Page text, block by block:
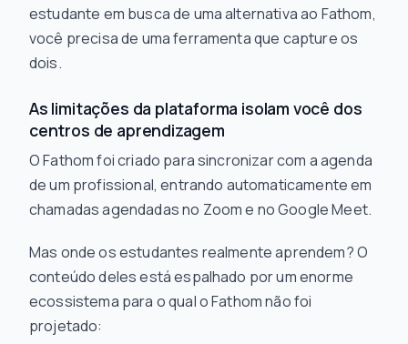
estudante em busca de uma alternativa ao Fathom,
você precisa de uma ferramenta que capture os
dois.
As limitações da plataforma isolam você dos
centros de aprendizagem
O Fathom foi criado para sincronizar com a agenda
de um profissional, entrando automaticamente em
chamadas agendadas no Zoom e no Google Meet.
Mas onde os estudantes realmenteaprendem? O
conteúdo deles está espalhado por um enorme
ecossistema para o qual o Fathom não foi
projetado: